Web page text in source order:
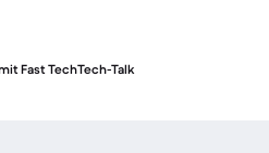
Fast TechTech-Talk